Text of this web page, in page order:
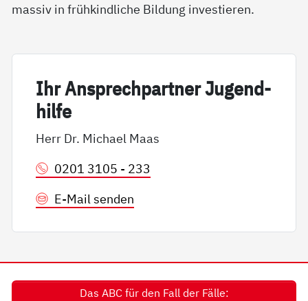
massiv in frühkindliche Bildung investieren.
Ihr An­sp­rech­part­ner Ju­gend­
hil­fe
Herr Dr. Michael Maas
0201 3105 - 233
E-Mail senden
Das ABC für den Fall der Fälle: